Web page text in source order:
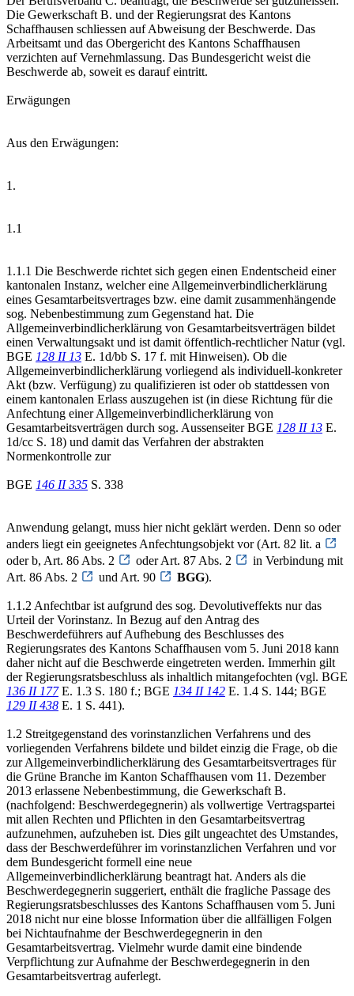
Die Gewerkschaft B. und der Regierungsrat des Kantons
Schaffhausen schliessen auf Abweisung der Beschwerde. Das
Arbeitsamt und das Obergericht des Kantons Schaffhausen
verzichten auf Vernehmlassung. Das Bundesgericht weist die
Beschwerde ab, soweit es darauf eintritt.
Erwägungen
Aus den Erwägungen:
1.
1.1
1.1.1 Die Beschwerde richtet sich gegen einen Endentscheid einer
kantonalen Instanz, welcher eine Allgemeinverbindlicherklärung
eines Gesamtarbeitsvertrages bzw. eine damit zusammenhängende
sog. Nebenbestimmung zum Gegenstand hat. Die
Allgemeinverbindlicherklärung von Gesamtarbeitsverträgen bildet
einen Verwaltungsakt und ist damit öffentlich-rechtlicher Natur (vgl.
BGE 128 II 13 E. 1d/bb S. 17 f. mit Hinweisen). Ob die
Allgemeinverbindlicherklärung vorliegend als individuell-konkreter
Akt (bzw. Verfügung) zu qualifizieren ist oder ob stattdessen von
einem kantonalen Erlass auszugehen ist (in diese Richtung für die
Anfechtung einer Allgemeinverbindlicherklärung von
Gesamtarbeitsverträgen durch sog. Aussenseiter BGE 128 II 13 E.
1d/cc S. 18) und damit das Verfahren der abstrakten
Normenkontrolle zur
BGE 146 II 335 S. 338
Anwendung gelangt, muss hier nicht geklärt werden. Denn so oder
anders liegt ein geeignetes Anfechtungsobjekt vor (Art. 82 lit. a
oder b, Art. 86 Abs. 2
oder Art. 87 Abs. 2
in Verbindung mit
Art. 86 Abs. 2
und Art. 90 BGG).
1.1.2 Anfechtbar ist aufgrund des sog. Devolutiveffekts nur das
Urteil der Vorinstanz. In Bezug auf den Antrag des
Beschwerdeführers auf Aufhebung des Beschlusses des
Regierungsrates des Kantons Schaffhausen vom 5. Juni 2018 kann
daher nicht auf die Beschwerde eingetreten werden. Immerhin gilt
der Regierungsratsbeschluss als inhaltlich mitangefochten (vgl. BGE
136 II 177E. 1.3 S. 180 f.; BGE 134 II 142 E. 1.4 S. 144; BGE
129 II 438 E. 1 S. 441).
1.2 Streitgegenstand des vorinstanzlichen Verfahrens und des
vorliegenden Verfahrens bildete und bildet einzig die Frage, ob die
zur Allgemeinverbindlicherklärung des Gesamtarbeitsvertrages für
die Grüne Branche im Kanton Schaffhausen vom 11. Dezember
2013 erlassene Nebenbestimmung, die Gewerkschaft B.
(nachfolgend: Beschwerdegegnerin) als vollwertige Vertragspartei
mit allen Rechten und Pflichten in den Gesamtarbeitsvertrag
aufzunehmen, aufzuheben ist. Dies gilt ungeachtet des Umstandes,
dass der Beschwerdeführer im vorinstanzlichen Verfahren und vor
dem Bundesgericht formell eine neue
Allgemeinverbindlicherklärung beantragt hat. Anders als die
Beschwerdegegnerin suggeriert, enthält die fragliche Passage des
Regierungsratsbeschlusses des Kantons Schaffhausen vom 5. Juni
2018 nicht nur eine blosse Information über die allfälligen Folgen
bei Nichtaufnahme der Beschwerdegegnerin in den
Gesamtarbeitsvertrag. Vielmehr wurde damit eine bindende
Verpflichtung zur Aufnahme der Beschwerdegegnerin in den
Gesamtarbeitsvertrag auferlegt.